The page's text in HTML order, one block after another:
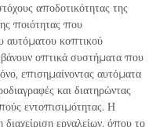
αποδοτικότητας της
ποιότητας που
αυτόματου κοπτικού
οπτικά συστήματα που
επισημαίνοντας αυτόματα
και διατηρώντας
εντοπισιμότητας. Η
εργαλείων, όπου το